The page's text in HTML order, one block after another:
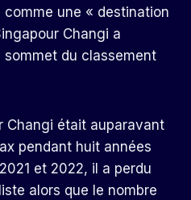
comme une « destination
Changi a
du classement
Changi était auparavant
pendant huit années
et 2022, il a perdu
alors que le nombre